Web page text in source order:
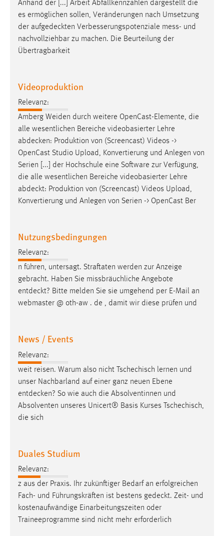
Anhand der [...] Arbeit Abfallkennzahlen dargestellt die
es ermöglichen sollen, Veränderungen nach Umsetzung
der aufgedeckten Verbesserungspotenziale mess- und
nachvollziehbar zu machen. Die Beurteilung der
Übertragbarkeit
Videoproduktion
Relevanz:
Amberg Weiden durch weitere OpenCast-Elemente, die
alle wesentlichen Bereiche videobasierter Lehre
abdecken: Produktion von (Screencast) Videos ->
OpenCast Studio Upload, Konvertierung und Anlegen von
Serien [...] der Hochschule eine Software zur Verfügung,
die alle wesentlichen Bereiche videobasierter Lehre
abdeckt: Produktion von (Screencast) Videos Upload,
Konvertierung und Anlegen von Serien -> OpenCast Ber
Nutzungsbedingungen
Relevanz:
n führen, untersagt. Straftaten werden zur Anzeige
gebracht. Haben Sie missbräuchliche Angebote
entdeckt? Bitte melden Sie sie umgehend per E-Mail an
webmaster @ oth-aw . de , damit wir diese prüfen und
News / Events
Relevanz:
weit reisen. Warum also nicht Tschechisch lernen und
unser Nachbarland auf einer ganz neuen Ebene
entdecken? So wie auch die Absolventinnen und
Absolventen unseres Unicert® Basis Kurses Tschechisch,
die sich
Duales Studium
Relevanz:
z aus der Praxis. Ihr zukünftiger Bedarf an erfolgreichen
Fach- und Führungskräften ist bestens gedeckt. Zeit- und
kostenaufwändige Einarbeitungszeiten oder
Traineeprogramme sind nicht mehr erforderlich